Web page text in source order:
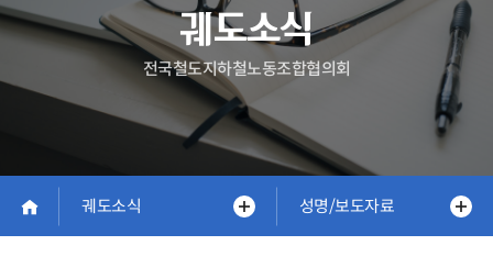
궤도소식
전국철도지하철노동조합협의회
궤도소식 성명/보도자료